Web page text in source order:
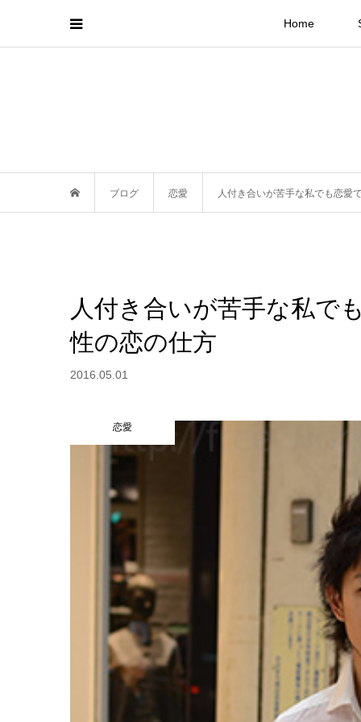
Home
ブログ 恋愛 人付き合いが苦手な私でも恋愛
人付き合いが苦手な私で
性の恋の仕方
2016.05.01
恋愛